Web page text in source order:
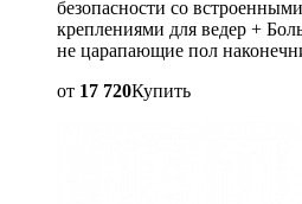
безопасности со
креплениями для ведер +
не царапающие пол
от 17 720Купить